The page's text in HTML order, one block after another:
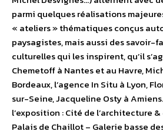
parmi quelques réalisations
« ateliers » thématiques conçus
paysagistes, mais aussi des savoir-
culturelles qui les inspirent, qu’il
Chemetoff à Nantes et au Havre,
Bordeaux, l’agence In Situ à Lyon,
sur-Seine, Jacqueline Osty à
l’exposition : Cité de l’architecture
Palais de Chaillot – Galerie basse